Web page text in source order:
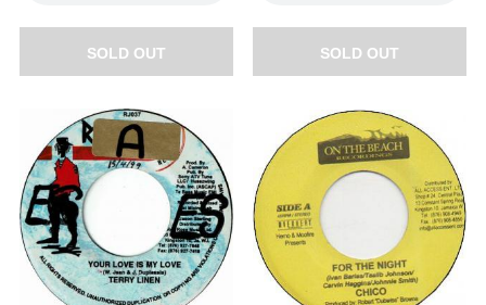
SOLD OUT SOLD OUT